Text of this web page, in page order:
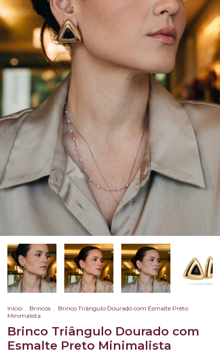
Início Brincos
Brinco Triângulo Dourado com Esmalte Preto
Minimalista
Brinco Triângulo Dourado com
Esmalte Preto Minimalista